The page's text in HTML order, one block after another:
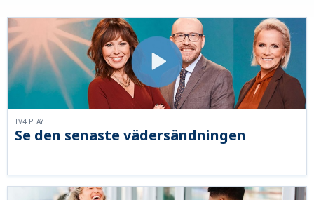
Se den senaste vädersändningen
TV4 PLAY